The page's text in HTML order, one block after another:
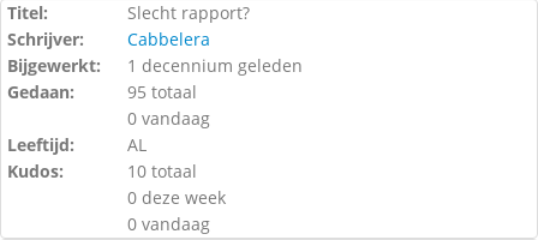
Titel:
Slecht rapport?
Schrijver:
Cabbelera
Bijgewerkt:
1 decennium geleden
Gedaan:
95 totaal
0 vandaag
Leeftijd:
AL
Kudos:
10 totaal
0 deze week
0 vandaag